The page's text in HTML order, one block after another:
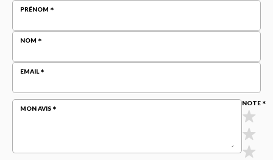
PRÉNOM
NOM
EMAIL
MON AVIS
NOTE